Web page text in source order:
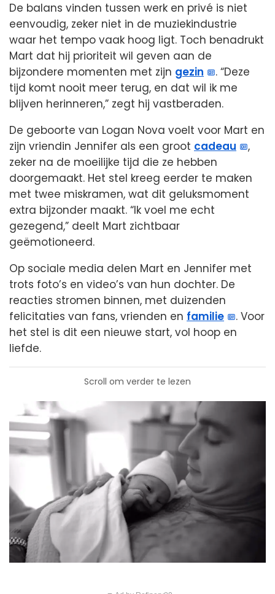
De balans vinden tussen werk en privé is niet
eenvoudig, zeker niet in de muziekindustrie
waar het tempo vaak hoog ligt. Toch benadrukt
Mart dat hij prioriteit wil geven aan de
bijzondere momenten met zijn gezin
. “Deze
tijd komt nooit meer terug, en dat wil ik me
blijven herinneren,” zegt hij vastberaden.
De geboorte van Logan Nova voelt voor Mart en
zijn vriendin Jennifer als een groot cadeau
,
zeker na de moeilijke tijd die ze hebben
doorgemaakt. Het stel kreeg eerder te maken
met twee miskramen, wat dit geluksmoment
extra bijzonder maakt. “Ik voel me echt
gezegend,” deelt Mart zichtbaar
geëmotioneerd.
Op sociale media delen Mart en Jennifer met
trots foto’s en video’s van hun dochter. De
reacties stromen binnen, met duizenden
felicitaties van fans, vrienden en familie
. Voor
het stel is dit een nieuwe start, vol hoop en
liefde.
Scroll om verder te lezen